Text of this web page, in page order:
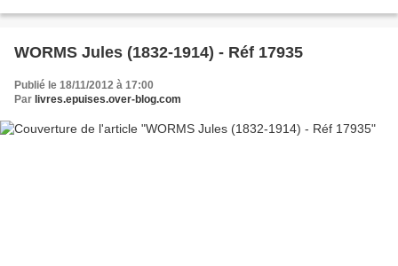
WORMS Jules (1832-1914) - Réf 17935
Publié le 18/11/2012 à 17:00
Par livres.epuises.over-blog.com